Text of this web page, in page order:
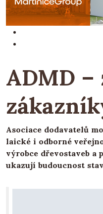
ADMD
Asociace dodavatelů
laické i odborné
výrobce dřevostaveb a
ukazují budoucnost